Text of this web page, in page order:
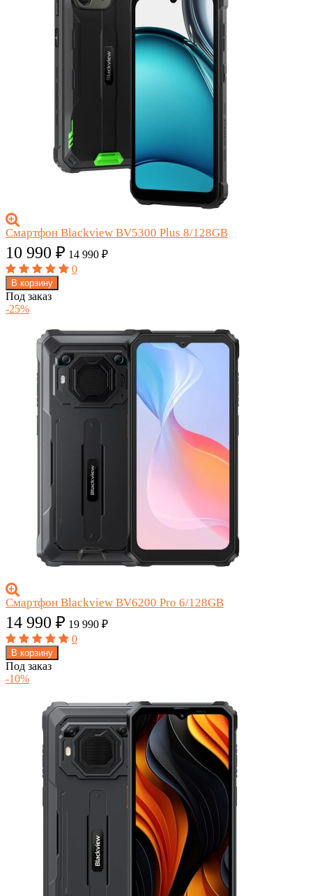
Смартфон Blackview BV5300 Plus 8/128GB
10 990 ₽ 14 990 ₽
0
В корзину
Под заказ
-25%
Смартфон Blackview BV6200 Pro 6/128GB
14 990 ₽ 19 990 ₽
0
В корзину
Под заказ
-10%